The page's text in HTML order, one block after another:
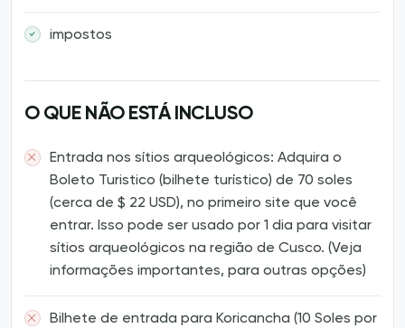
impostos
O QUE NÃO ESTÁ INCLUSO
Entrada nos sítios arqueológicos: Adquira o
Boleto Turistico (bilhete turístico) de 70 soles
(cerca de $ 22 USD), no primeiro site que você
entrar. Isso pode ser usado por 1 dia para visitar
sítios arqueológicos na região de Cusco. (Veja
informações importantes, para outras opções)
Bilhete de entrada para Koricancha (10 Soles por